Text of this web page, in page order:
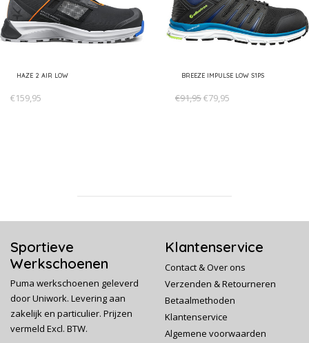
HAZE 2 AIR LOW
€159,95
BREEZE IMPULSE LOW S1PS
€91,95€79,95
Sportieve
Werkschoenen
Puma werkschoenen geleverd
door Uniwork. Levering aan
zakelijk en particulier. Prijzen
vermeld Excl. BTW.
Klantenservice
Contact & Over ons
Verzenden & Retourneren
Betaalmethoden
Klantenservice
Algemene voorwaarden